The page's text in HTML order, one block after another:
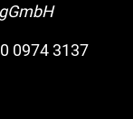
0974 3137